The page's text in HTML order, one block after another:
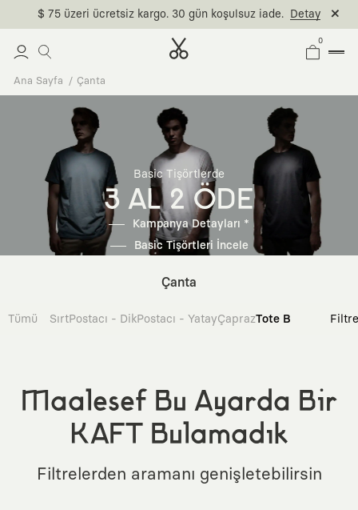
$ 75 üzeri ücretsiz kargo. 30 gün koşulsuz iade. Detay
0
Ana Sayfa Çanta
Basic Tişörtlerde
3 AL 2 ÖDE
Kampanya Detayları *
Basic Tişörtleri İncele
Çanta
Tümü SırtPostacı - DikPostacı - YatayÇaprazTote Bag Filtre
Maalesef Bu Ayarda Bir
KAFT Bulamadık
Filtrelerden aramanı genişletebilirsin